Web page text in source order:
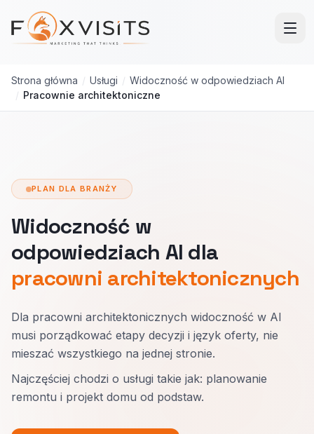
Przejdź do treści głównej
Strona główna / Usługi / Widoczność w odpowiedziach AI
/ Pracownie architektoniczne
PLAN DLA BRANŻY
Widoczność w
odpowiedziach AI dla
pracowni architektonicznych
Dla pracowni architektonicznych widoczność w AI
musi porządkować etapy decyzji i język oferty, nie
mieszać wszystkiego na jednej stronie.
Najczęściej chodzi o usługi takie jak: planowanie
remontu i projekt domu od podstaw.